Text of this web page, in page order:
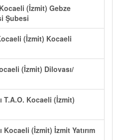
(İzmit) Gebze
Şubesi
(İzmit) Kocaeli
(İzmit) Dilovası/
T.A.O. Kocaeli (İzmit)
(İzmit) İzmit Yatırım